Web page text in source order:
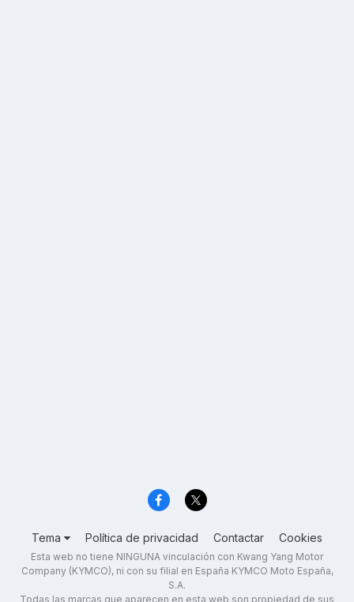
Tema Política de privacidad Contactar Cookies
Esta web no tiene NINGUNA vinculación con Kwang Yang Motor
Company (KYMCO), ni con su filial en España KYMCO Moto España,
S.A.
Todas las marcas que aparecen en esta web son propiedad de sus